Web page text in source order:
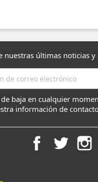
nuestras últimas noticias y
baja en cualquier
información de
FacebookTwitter